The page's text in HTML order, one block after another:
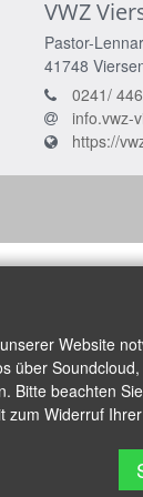
VWZ
Pastor-
41748
0241/
info.vwz-
https://
Website
über
Bitte beachten
Widerruf